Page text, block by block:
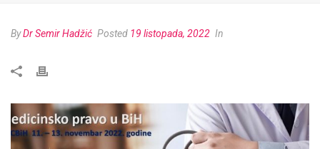
ByDr Semir Hadžić Posted 19 listopada, 2022 In